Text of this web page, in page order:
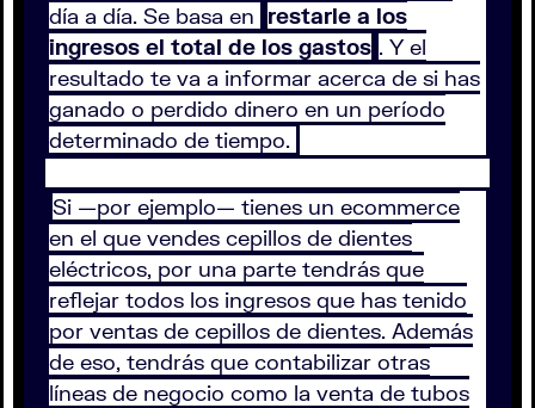
día a día. Se basa en restarle a los
ingresos el total de los gastos . Y el
resultado te va a informar acerca de si has
ganado o perdido dinero en un período
determinado de tiempo.
Si —por ejemplo— tienes un ecommerce
en el que vendes cepillos de dientes
eléctricos, por una parte tendrás que
reflejar todos los ingresos que has tenido
por ventas de cepillos de dientes. Además
de eso, tendrás que contabilizar otras
líneas de negocio como la venta de tubos